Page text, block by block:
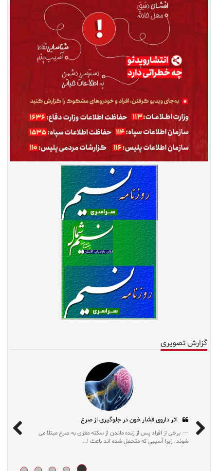
گزارش تصویری
اثر داروی فشار خون در جلوگیری از صرع
برخی از افراد پس از زنده ماندن از سکته مغزی به صرع مبتلا می
شوند، زیرا آسیبی که متحمل شده اند باعث ا...